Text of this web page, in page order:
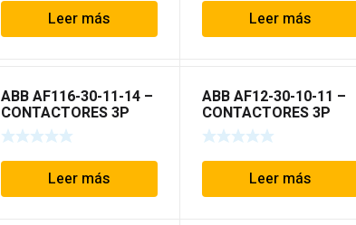
Leer más Leer más
ABB AF116-30-11-14 –
CONTACTORES 3P
TIPO AF
Leer más
ABB AF12-30-10-11 –
CONTACTORES 3P
TIPO AF
Leer más